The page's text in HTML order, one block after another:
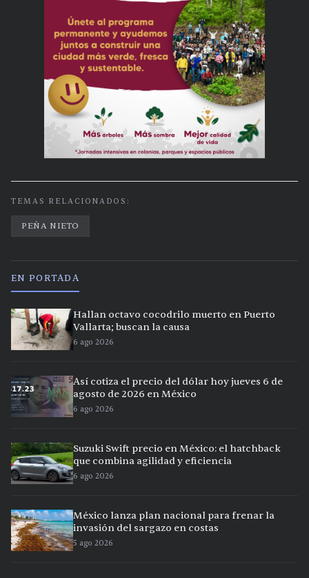
TEMAS RELACIONADOS:
PEÑA NIETO
EN PORTADA
Hallan octavo cocodrilo muerto en Puerto
Vallarta; buscan la causa
6 ago 2026
Así cotiza el precio del dólar hoy jueves 6 de
agosto de 2026 en México
6 ago 2026
Suzuki Swift precio en México: el hatchback
que combina agilidad y eficiencia
6 ago 2026
México lanza plan nacional para frenar la
invasión del sargazo en costas
5 ago 2026